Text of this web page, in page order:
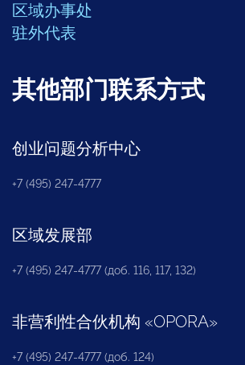
区域办事处
驻外代表
其他部门联系方式
创业问题分析中心
+7 (495) 247-4777
区域发展部
+7 (495) 247-4777 (доб. 116, 117, 132)
非营利性合伙机构 «OPORA»
+7 (495) 247-4777 (доб. 124)